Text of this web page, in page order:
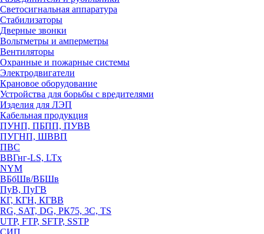
Светосигнальная аппаратура
Стабилизаторы
Дверные звонки
Вольтметры и амперметры
Вентиляторы
Охранные и пожарные системы
Электродвигатели
Крановое оборудование
Устройства для борьбы с вредителями
Изделия для ЛЭП
Кабельная продукция
ПУНП, ПБПП, ПУВВ
ПУГНП, ШВВП
ПВС
ВВГнг-LS, LTx
NYM
ВБбШв/ВБШв
ПуВ, ПуГВ
КГ, КГН, КГВВ
RG, SAT, DG, РК75, 3С, TS
UTP, FTP, SFTP, SSTP
СИП